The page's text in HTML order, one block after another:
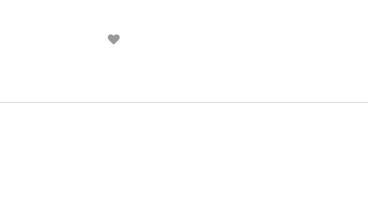
Adaugă
de